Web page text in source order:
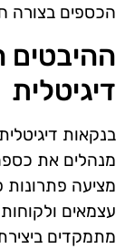
הכספים בצורה
ההיבטים
דיגיטלית
בנקאות
מנהלים את
מציעה פתרונות
עצמאים
מתמקדים